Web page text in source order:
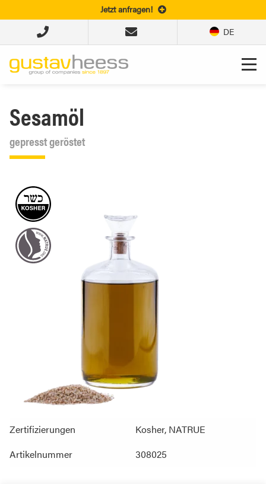
Jetzt anfragen!
DE
Sesamöl
gepresst geröstet
Zertifizierungen
Kosher, NATRUE
Artikelnummer
308025